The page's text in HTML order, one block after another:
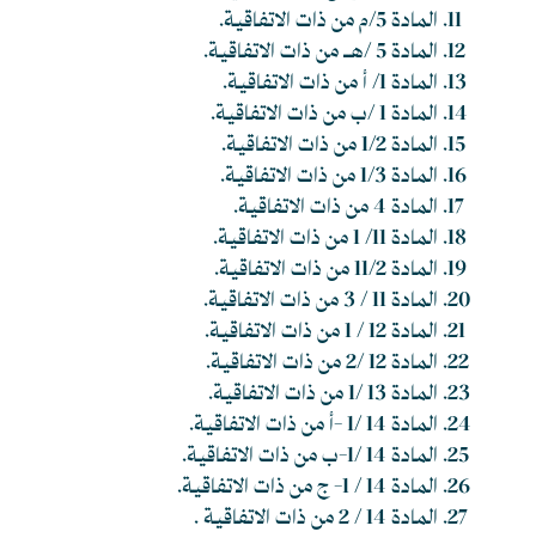
المادة 5/م من ذات الاتفاقية.
المادة 5 /هـ من ذات الاتفاقية.
المادة 1/ أ من ذات الاتفاقية.
المادة 1 /ب من ذات الاتفاقية.
المادة 1/2 من ذات الاتفاقية.
المادة 1/3 من ذات الاتفاقية.
المادة 4 من ذات الاتفاقية.
المادة 11/ 1 من ذات الاتفاقية.
المادة 11/2 من ذات الاتفاقية.
المادة 11 / 3 من ذات الاتفاقية.
المادة 12 / 1 من ذات الاتفاقية.
المادة 12 /2 من ذات الاتفاقية.
المادة 13 /1 من ذات الاتفاقية.
المادة 14 /1 -أ من ذات الاتفاقية.
المادة 14 /1-ب من ذات الاتفاقية.
المادة 14 / 1- ج من ذات الاتفاقية.
المادة 14 / 2 من ذات الاتفاقية .